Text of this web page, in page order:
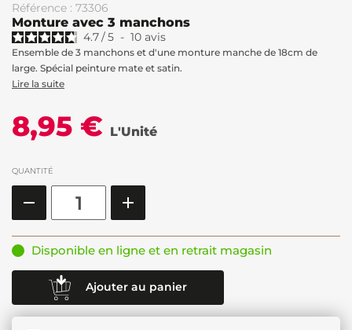
Référence : 73306
Monture avec 3 manchons
4.7/5 - 10 avis
Ensemble de 3 manchons et d'une monture manche de 18cm de
large. Spécial peinture mate et satin.
Lire la suite
8,95 € L'Unité
QUANTITÉ
Disponible en ligne et en retrait magasin
Ajouter au panier